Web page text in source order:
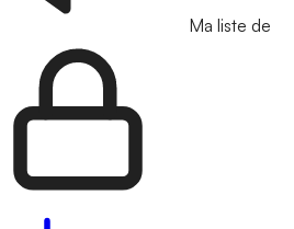
Ma liste de